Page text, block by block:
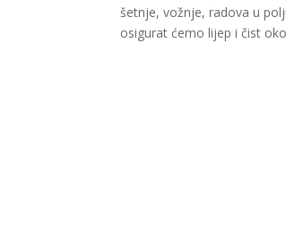
šetnje, vožnje, radova u
osigurat ćemo lijep i čist